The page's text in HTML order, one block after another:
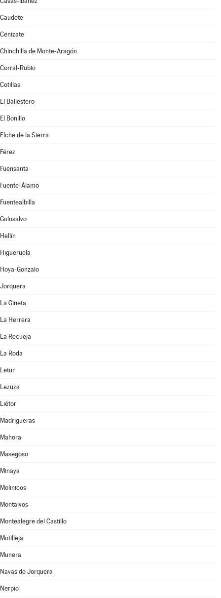
Caudete
Cenizate
Chinchilla de Monte-Aragón
Corral-Rubio
Cotillas
El Ballestero
El Bonillo
Elche de la Sierra
Férez
Fuensanta
Fuente-Álamo
Fuentealbilla
Golosalvo
Hellín
Higueruela
Hoya-Gonzalo
Jorquera
La Gineta
La Herrera
La Recueja
La Roda
Letur
Lezuza
Liétor
Madrigueras
Mahora
Masegoso
Minaya
Molinicos
Montalvos
Montealegre del Castillo
Motilleja
Munera
Navas de Jorquera
Nerpio